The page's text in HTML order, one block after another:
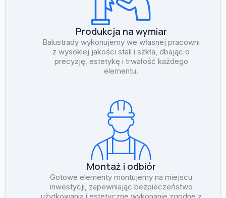
Produkcja na wymiar
Balustrady wykonujemy we własnej pracowni
z wysokiej jakości stali i szkła, dbając o
precyzję, estetykę i trwałość każdego
elementu.
Montaż i odbiór
Gotowe elementy montujemy na miejscu
inwestycji, zapewniając bezpieczeństwo